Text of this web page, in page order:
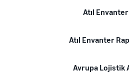
Atıl Envanter
Atıl Envanter
Avrupa Lojistik